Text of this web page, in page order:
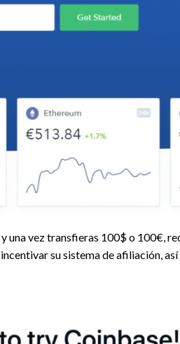
y una vez transfieras 100$ o 100€,
su sistema de afiliación, así